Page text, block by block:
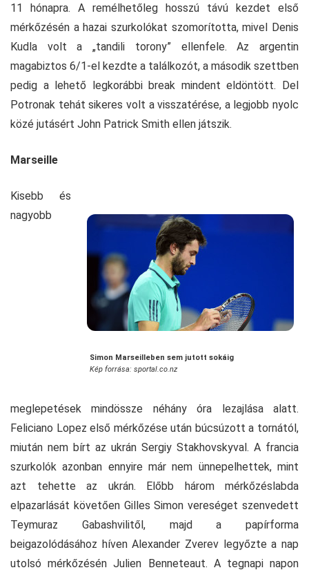
11 hónapra. A remélhetőleg hosszú távú kezdet első
mérkőzésén a hazai szurkolókat szomorította, mivel Denis
Kudla volt a „tandili torony” ellenfele. Az argentin
magabiztos 6/1-el kezdte a találkozót, a második szettben
pedig a lehető legkorábbi break mindent eldöntött. Del
Potronak tehát sikeres volt a visszatérése, a legjobb nyolc
közé jutásért John Patrick Smith ellen játszik.
Marseille
Simon Marseilleben sem jutott sokáig
Kép forrása: sportal.co.nz
Kisebb és
nagyobb
meglepetések mindössze néhány óra lezajlása alatt.
Feliciano Lopez első mérkőzése után búcsúzott a tornától,
miután nem bírt az ukrán Sergiy Stakhovskyval. A francia
szurkolók azonban ennyire már nem ünnepelhettek, mint
azt tehette az ukrán. Előbb három mérkőzéslabda
elpazarlását követően Gilles Simon vereséget szenvedett
Teymuraz Gabashvilitől, majd a papírforma
beigazolódásához híven Alexander Zverev legyőzte a nap
utolsó mérkőzésén Julien Benneteaut. A tegnapi napon